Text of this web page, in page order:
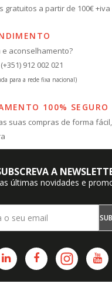
gratuitos a partir de 100€
e aconselhamento?
912 002 021
para a rede fixa nacional)
100% SEGURO
suas compras de forma
A
últimas novidades e